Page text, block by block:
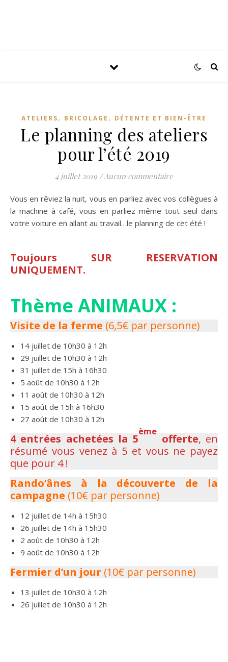
ATELIERS, BRICOLAGE , DÉTENTE ET BIEN-ÊTRE
Le planning des ateliers
pour l’été 2019
4 juillet 2019 /Aucun commentaire
Vous en rêviez la nuit, vous en parliez avec vos collègues à
la machine à café, vous en parliez même tout seul dans
votre voiture en allant au travail…le planning de cet été !
Toujours SUR RESERVATION
UNIQUEMENT.
Thème ANIMAUX :
Visite de la ferme (6,5€ par personne)
14 juillet de 10h30 à 12h
29 juillet de 10h30 à 12h
31 juillet de 15h à 16h30
5 août de 10h30 à 12h
11 août de 10h30 à 12h
15 août de 15h à 16h30
27 août de 10h30 à 12h
4 entrées achetées la 5
ème
offerte, en
résumé vous venez à 5 et vous ne payez
que pour 4 !
Rando’ânes à la découverte de la
campagne (10€ par personne)
12 juillet de 14h à 15h30
26 juillet de 14h à 15h30
2 août de 10h30 à 12h
9 août de 10h30 à 12h
Fermier d’un jour (10€ par personne)
13 juillet de 10h30 à 12h
26 juillet de 10h30 à 12h